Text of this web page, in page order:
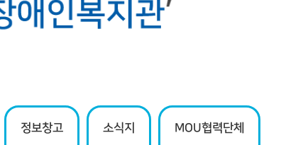
정보창고 소식지 MOU협력단체